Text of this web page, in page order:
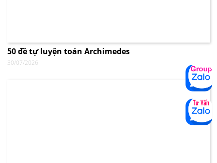
50 đề tự luyện toán Archimedes
30/07/2026